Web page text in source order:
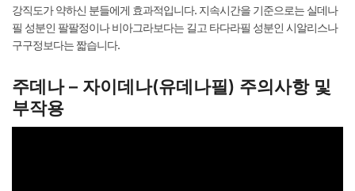
강직도가 약하신 분들에게 효과적입니다. 지속시간을 기준으로는 실데나
필 성분인 팔팔정이나 비아그라보다는 길고 타다라필 성분인 시알리스나
구구정보다는 짧습니다.
주데나 – 자이데나(유데나필) 주의사항 및
부작용